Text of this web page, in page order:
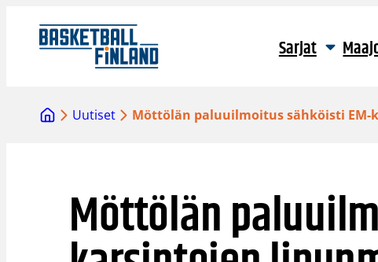
sisältöön
Sarjat
Uutiset Möttölän paluuilmoitus sähköisti
Möttölän